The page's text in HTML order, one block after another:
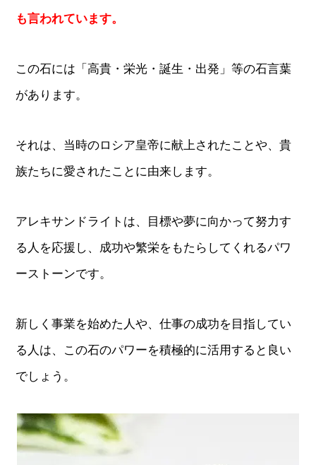
も言われています。
この石には「高貴・栄光・誕生・出発」等の石言葉
があります。
それは、当時のロシア皇帝に献上されたことや、貴
族たちに愛されたことに由来します。
アレキサンドライトは、目標や夢に向かって努力す
る人を応援し、成功や繁栄をもたらしてくれるパワ
ーストーンです。
新しく事業を始めた人や、仕事の成功を目指してい
る人は、この石のパワーを積極的に活用すると良い
でしょう。